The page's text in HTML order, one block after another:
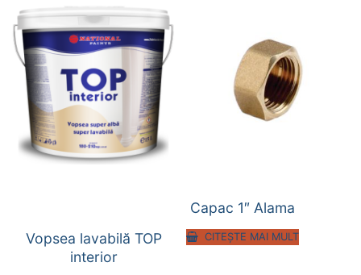
Vopsea lavabilă TOP
interior
Capac 1″ Alama
CITEȘTE MAI MULT